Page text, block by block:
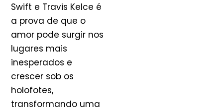
Swift e Travis Kelce é
a prova de que o
amor pode surgir nos
lugares mais
inesperados e
crescer sob os
holofotes,
transformando uma